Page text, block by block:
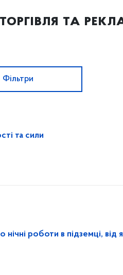
та
Фільтри
та сили
роботи в підземці, від